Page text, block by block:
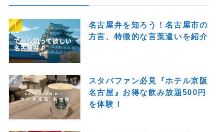
名古屋弁を知ろう！名古屋市の
方言、特徴的な言葉遣いを紹介
スタバファン必見『ホテル京阪
名古屋』お得な飲み放題500円
を体験！